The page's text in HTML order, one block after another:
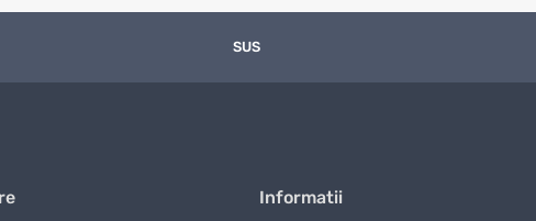
utilizare și utilitatea reală.
mai comod pe termen lung.
SUS
Informatii